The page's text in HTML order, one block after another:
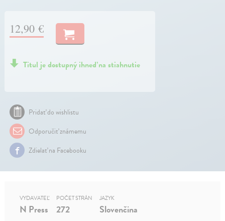
12,90 €
Titul je dostupný ihneď na stiahnutie
Pridať do wishlistu
Odporučiť známemu
Zdielať na Facebooku
VYDAVATEĽ
N Press
POČET STRÁN
272
JAZYK
Slovenčina